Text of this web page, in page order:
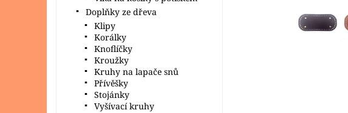
Doplňky ze dřeva
Klipy
Korálky
Knoflíčky
Kroužky
Kruhy na lapače snů
Přívěšky
Stojánky
Vyšívací kruhy